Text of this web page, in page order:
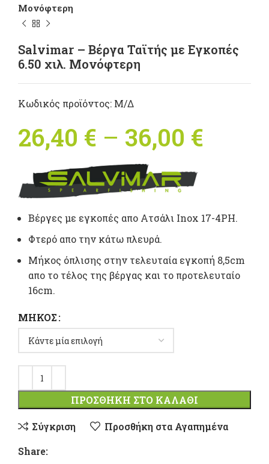
Μονόφτερη
Salvimar – Βέργα Ταϊτής με Εγκοπές
6.50 χιλ. Μονόφτερη
Κωδικός προϊόντος: Μ/Δ
26,40 € – 36,00 €
36,00
Βέργες με εγκοπές απο Ατσάλι Inox 17-4PH.
Φτερό απο την κάτω πλευρά.
Μήκος όπλισης στην τελευταία εγκοπή 8,5cm
απο το τέλος της βέργας και το πρoτελευταίο
16cm.
ΜΉΚΟΣ
ΠΡΟΣΘΉΚΗ ΣΤΟ ΚΑΛΆΘΙ
Σύγκριση
Προσθήκη στα Αγαπημένα
Share: